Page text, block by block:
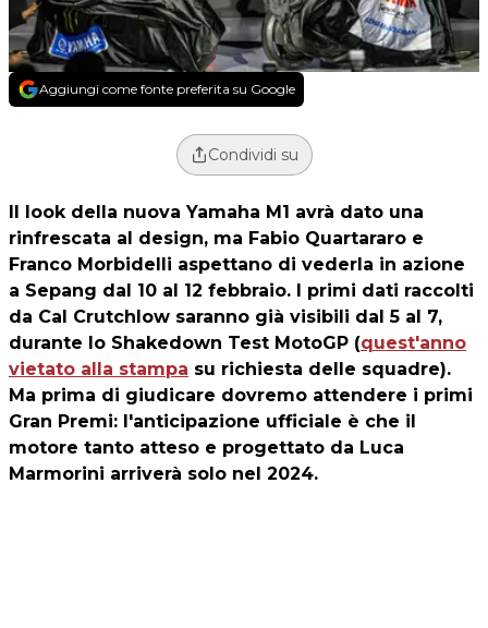
Aggiungi come fonte preferita su Google
Condividi su
Il look della nuova Yamaha M1 avrà dato una
rinfrescata al design, ma Fabio Quartararo e
Franco Morbidelli aspettano di vederla in azione
a Sepang dal 10 al 12 febbraio. I primi dati raccolti
da Cal Crutchlow saranno già visibili dal 5 al 7,
durante lo Shakedown Test MotoGP (quest'anno
vietato alla stampa su richiesta delle squadre).
Ma prima di giudicare dovremo attendere i primi
Gran Premi: l'anticipazione ufficiale è che il
motore tanto atteso e progettato da Luca
Marmorini arriverà solo nel 2024.